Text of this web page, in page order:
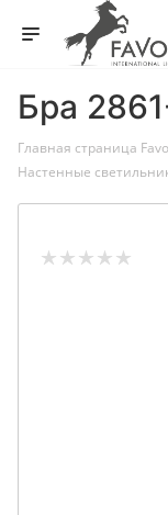
Бра
Главная страница
Настенные